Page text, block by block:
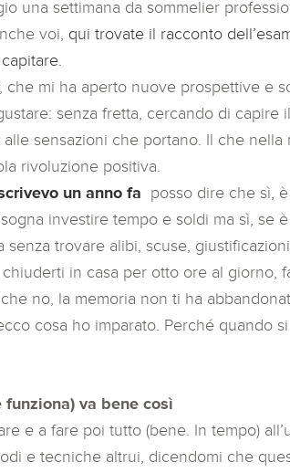
una settimana da sommelier
voi, qui trovate il racconto
che mi ha aperto nuove prospettive e
senza fretta, cercando di
sensazioni che portano. Il che
rivoluzione positiva.
un anno fa posso dire che sì,
investire tempo e soldi ma sì, se
senza trovare alibi, scuse,
in casa per otto ore al giorno,
no, la memoria non ti ha
cosa ho imparato. Perché quando
va bene così
e a fare poi tutto (bene. In tempo)
e tecniche altrui, dicendomi che